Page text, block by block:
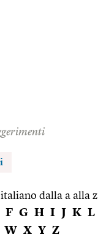
dalla a alla z
F G H I J K L
W X Y Z